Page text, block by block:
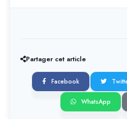
Partager cet article
Facebook
WhatsApp